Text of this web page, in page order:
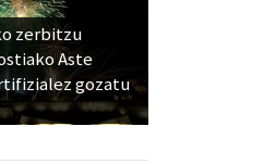
zerbitzu
Aste
gozatu